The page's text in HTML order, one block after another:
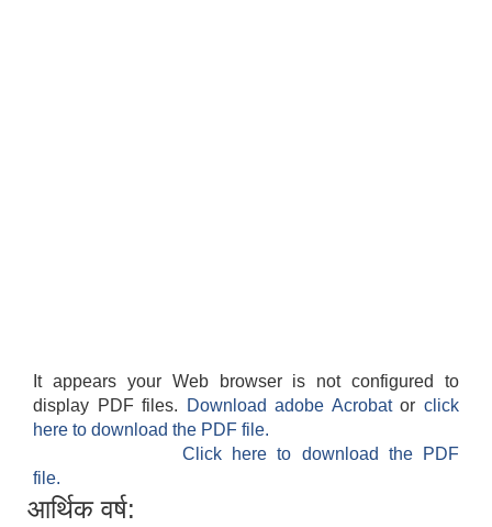
It appears your Web browser is not configured to
display PDF files.
Download adobe Acrobatorclick
here to download the PDF file.
Click here to download the PDF
file.
आर्थिक वर्ष: